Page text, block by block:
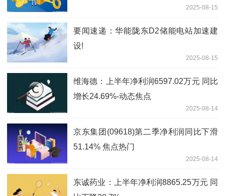
2025-08-15
要闻速递：华能陇东D2储能电站加速建
设!
2025-08-15
维海德：上半年净利润6597.02万元 同比
增长24.69%-动态焦点
2025-08-14
京东集团(09618)第二季净利润同比下滑
51.14% 焦点热门
2025-08-14
东诚药业：上半年净利润8865.25万元 同